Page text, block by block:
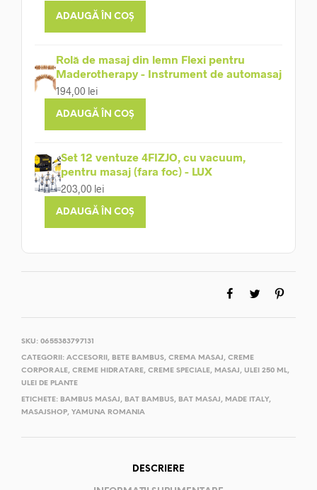
ADAUGĂ ÎN COȘ
Rolă de masaj din lemn Flexi pentru
Maderotherapy - Instrument de automasaj
194,00 lei
ADAUGĂ ÎN COȘ
Set 12 ventuze 4FIZJO, cu vacuum,
pentru masaj (fara foc) - LUX
203,00 lei
ADAUGĂ ÎN COȘ
SKU: 0655383797131
CATEGORII: ACCESORII , BETE BAMBUS, CREMA MASAJ, CREME
CORPORALE, CREME HIDRATARE, CREME SPECIALE, MASAJ, ULEI 250 ML,
ULEI DE PLANTE
ETICHETE: BAMBUS MASAJ, BAT BAMBUS, BAT MASAJ, MADE ITALY,
MASAJSHOP, YAMUNA ROMANIA
DESCRIERE